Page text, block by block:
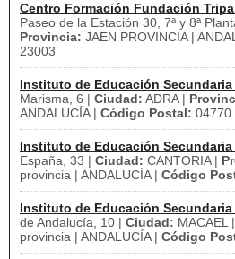
Centro Formación Fundación
Paseo de la Estación 30, 7ª y 8ª
Provincia: JAEN PROVINCIA |
23003
Instituto de Educación Secundaria
Marisma, 6 | Ciudad: ADRA |
ANDALUCÍA | Código Postal: 04770
Instituto de Educación Secundaria
España, 33 | Ciudad: CANTORIA |
provincia | ANDALUCÍA | Código
Instituto de Educación Secundaria
de Andalucía, 10 | Ciudad: MACAEL |
provincia | ANDALUCÍA | Código